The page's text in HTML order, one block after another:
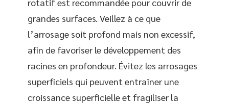
grandes surfaces. Veillez à ce que
l’arrosage soit profond mais non excessif,
afin de favoriser le développement des
racines en profondeur. Évitez les arrosages
superficiels qui peuvent entraîner une
croissance superficielle et fragiliser la